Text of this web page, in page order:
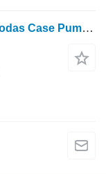
Caixa de velocidades para trator de rodas Case Puma 200